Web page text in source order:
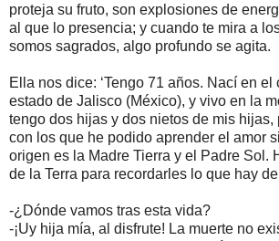
proteja su fruto, son explosiones de
al que lo presencia; y cuando te mira a
somos sagrados, algo profundo se agita.
Ella nos dice: ‘Tengo 71 años. Nací en el
estado de Jalisco (México), y vivo en la
tengo dos hijas y dos nietos de mis hijas,
con los que he podido aprender el amor
origen es la Madre Tierra y el Padre Sol.
de la Terra para recordarles lo que hay
-¿Dónde vamos tras esta vida?
-¡Uy hija mía, al disfrute! La muerte no